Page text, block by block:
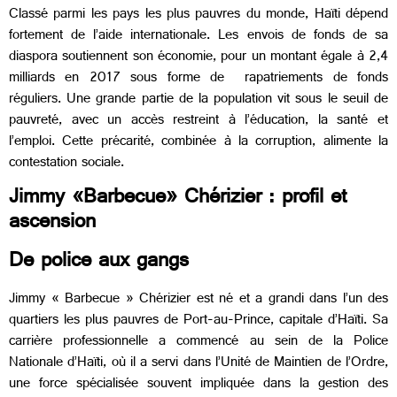
Classé parmi les pays les plus pauvres du monde, Haïti dépend
fortement de l’aide internationale. Les envois de fonds de sa
diaspora soutiennent son économie, pour un montant égale à 2,4
milliards en 2017 sous forme de rapatriements de fonds
réguliers. Une grande partie de la population vit sous le seuil de
pauvreté, avec un accès restreint à l’éducation, la santé et
l’emploi. Cette précarité, combinée à la corruption, alimente la
contestation sociale.
Jimmy «Barbecue» Chérizier : profil et
ascension
De police aux gangs
Jimmy « Barbecue » Chérizier est né et a grandi dans l’un des
quartiers les plus pauvres de Port-au-Prince, capitale d’Haïti. Sa
carrière professionnelle a commencé au sein de la Police
Nationale d’Haïti, où il a servi dans l’Unité de Maintien de l’Ordre,
une force spécialisée souvent impliquée dans la gestion des